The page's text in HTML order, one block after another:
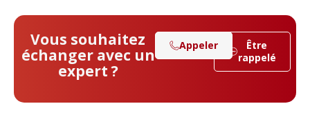
Vous souhaitez
échanger avec un
expert ?
Être
rappelé
Appeler